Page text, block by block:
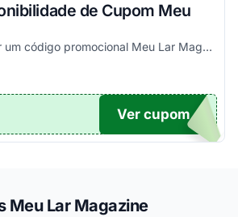
de Cupom Meu
Sempre que houver um código promocional Meu Lar Magazine que funciona, na primeira compra ou não, ele estará aqui. Confira!
TICO
Ver cupom
Meu Lar Magazine